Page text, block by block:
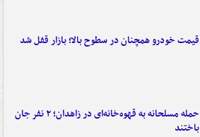
قیمت خودرو همچنان در سطوح بالا؛ بازار قفل شد
حمله مسلحانه به قهوه‌خانه‌ای در زاهدان؛ ۲ نفر جان
باختند